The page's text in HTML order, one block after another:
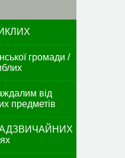
громади /
від
предметів